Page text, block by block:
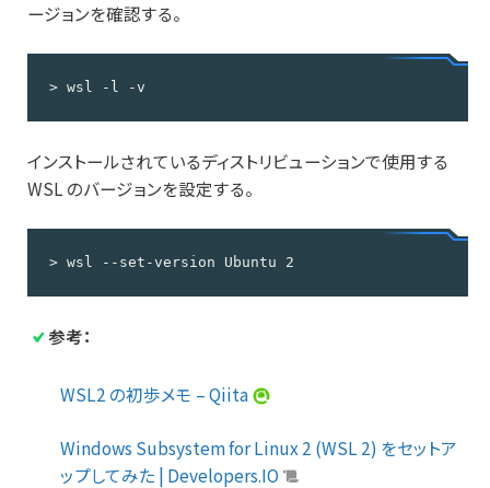
ージョンを確認する。
> wsl -l -v
インストールされているディストリビューションで使用する
WSL のバージョンを設定する。
> wsl --set-version Ubuntu 2
参考：
WSL2 の初歩メモ – Qiita
Windows Subsystem for Linux 2 (WSL 2) をセットア
ップしてみた | Developers.IO